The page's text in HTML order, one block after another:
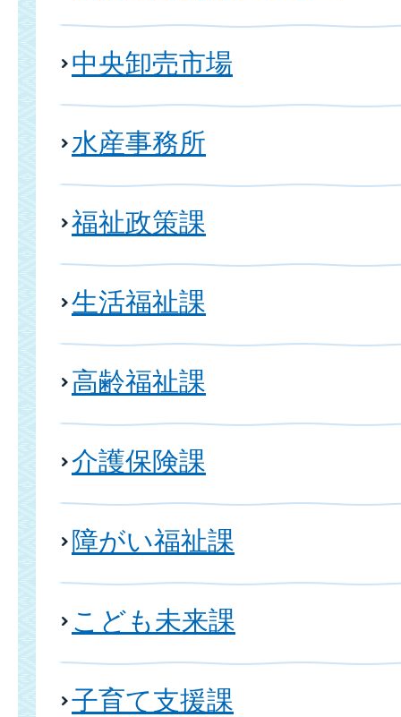
中央卸売市場
水産事務所
福祉政策課
生活福祉課
高齢福祉課
介護保険課
障がい福祉課
こども未来課
子育て支援課